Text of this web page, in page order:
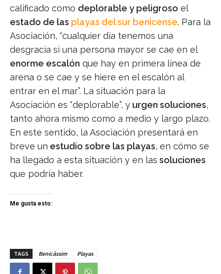
calificado como deplorable y peligroso el
estado de las playas del sur benicense. Para la
Asociación, “cualquier día tenemos una
desgracia si una persona mayor se cae en el
enorme escalón que hay en primera línea de
arena o se cae y se hiere en el escalón al
entrar en el mar”. La situación para la
Asociación es “deplorable”, y urgen soluciones,
tanto ahora mismo como a medio y largo plazo.
En este sentido, la Asociación presentará en
breve un estudio sobre las playas, en cómo se
ha llegado a esta situación y en las soluciones
que podría haber.
Me gusta esto:
TAGS Benicàssim Playas